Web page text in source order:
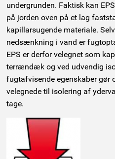
undergrunden. Faktisk kan
på jorden oven på et lag
kapillarsugende materiale.
nedsænkning i vand er
EPS er derfor velegnet som
terrændæk og ved udvendig
fugtafvisende egenskaber gør
velegnede til isolering af
tage.